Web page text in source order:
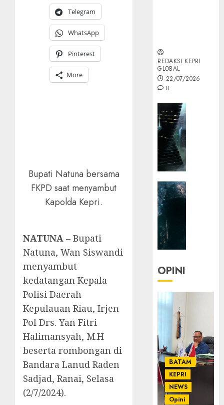
Telegram
WhatsApp
Pinterest
More
Bupati Natuna bersama
FKPD saat menyambut
Kapolda Kepri.
NATUNA – Bupati
Natuna, Wan Siswandi
menyambut
kedatangan Kepala
Polisi Daerah
Kepulauan Riau, Irjen
Pol Drs. Yan Fitri
Halimansyah, M.H
beserta rombongan di
Bandara Lanud Raden
Sadjad, Ranai, Selasa
(2/7/2024).
REDAKSI KEPRI
GLOBAL
22/07/2026
0
OPINI
BATAM
KEPRI
NEWS
Opini